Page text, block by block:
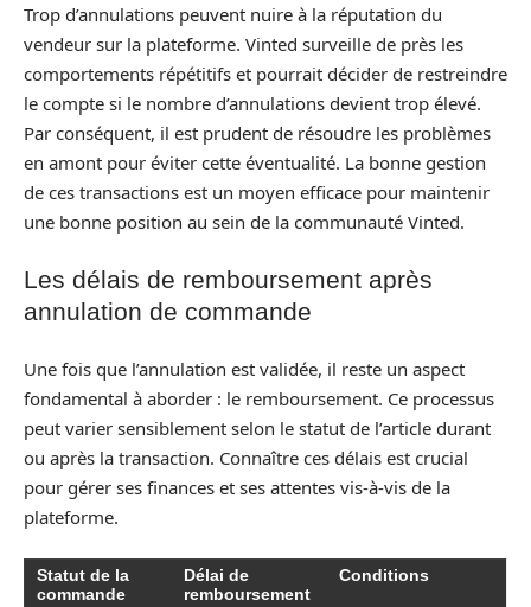
Trop d’annulations peuvent nuire à la réputation du
vendeur sur la plateforme. Vinted surveille de près les
comportements répétitifs et pourrait décider de restreindre
le compte si le nombre d’annulations devient trop élevé.
Par conséquent, il est prudent de résoudre les problèmes
en amont pour éviter cette éventualité. La bonne gestion
de ces transactions est un moyen efficace pour maintenir
une bonne position au sein de la communauté Vinted.
Les délais de remboursement après
annulation de commande
Une fois que l’annulation est validée, il reste un aspect
fondamental à aborder : le remboursement. Ce processus
peut varier sensiblement selon le statut de l’article durant
ou après la transaction. Connaître ces délais est crucial
pour gérer ses finances et ses attentes vis-à-vis de la
plateforme.
Statut de la
commande
Délai de
remboursement
Conditions